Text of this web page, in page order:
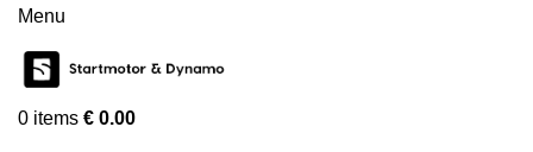
Menu
0 items € 0.00